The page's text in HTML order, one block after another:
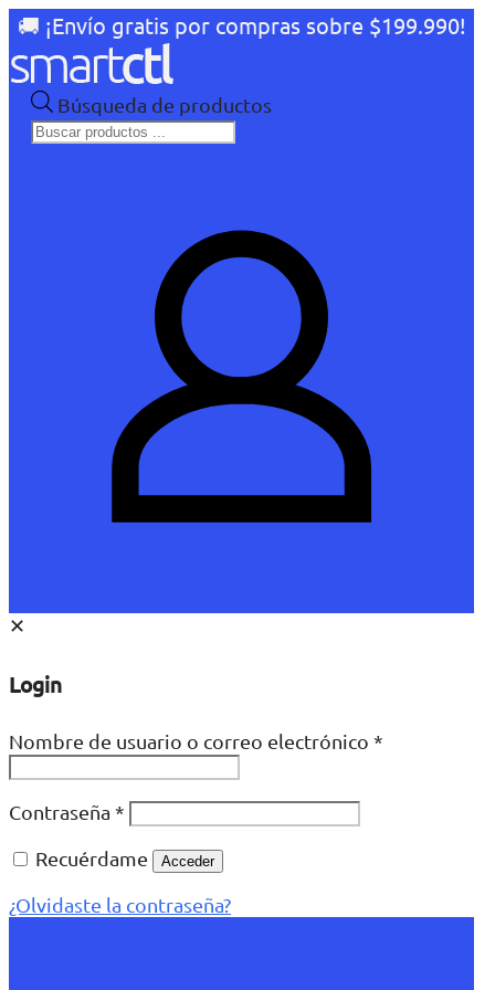
🚚 ¡Envío gratis por compras sobre $199.990!
Búsqueda de productos
✕
Login
Nombre de usuario o correo electrónico *
Contraseña *
Recuérdame
Acceder
¿Olvidaste la contraseña?